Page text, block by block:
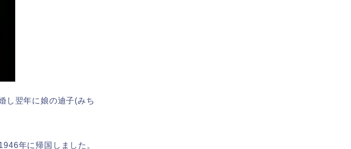
し翌年に娘の迪子(みち
年に帰国しました。